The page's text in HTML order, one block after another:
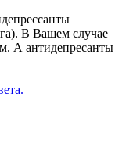
В Вашем случае
А антидепресанты